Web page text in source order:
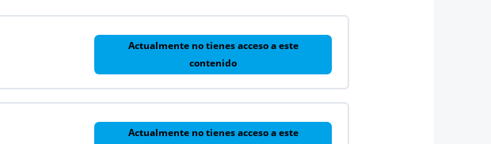
Actualmente no tienes acceso a este
contenido
Actualmente no tienes acceso a este